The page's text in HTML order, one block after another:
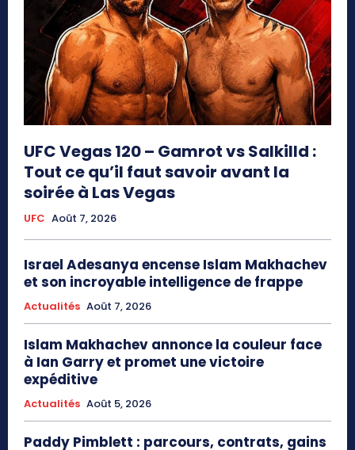
UFC Vegas 120 – Gamrot vs Salkilld :
Tout ce qu’il faut savoir avant la
soirée à Las Vegas
UFC Août 7, 2026
Israel Adesanya encense Islam Makhachev
et son incroyable intelligence de frappe
Actualités Août 7, 2026
Islam Makhachev annonce la couleur face
à Ian Garry et promet une victoire
expéditive
Actualités Août 5, 2026
Paddy Pimblett : parcours, contrats, gains